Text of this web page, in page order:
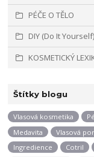
PÉČE O TĚLO
DIY (Do It Yourself)
KOSMETICKÝ
Štítky blogu
Vlasová kosmetika
Medavita
Vlasová
Ingredience
Cotril